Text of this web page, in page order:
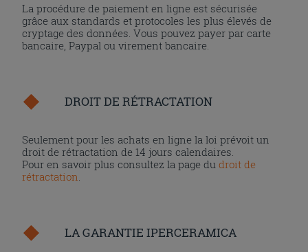
La procédure de paiement en ligne est sécurisée
grâce aux standards et protocoles les plus élevés de
cryptage des données. Vous pouvez payer par carte
bancaire, Paypal ou virement bancaire.
DROIT DE RÉTRACTATION
Seulement pour les achats en ligne la loi prévoit un
droit de rétractation de 14 jours calendaires.
Pour en savoir plus consultez la page dudroit de
rétractation
LA GARANTIE IPERCERAMICA